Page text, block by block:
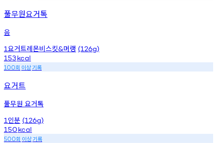
풀무원요거톡
음
1요거트레몬비스킷&머랭 (126g)
153kcal
100회 이상기록
요거트
풀무원 요거톡
1 인분 (126g)
150kcal
500회 이상기록